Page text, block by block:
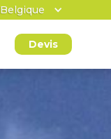
Belgique
Devis